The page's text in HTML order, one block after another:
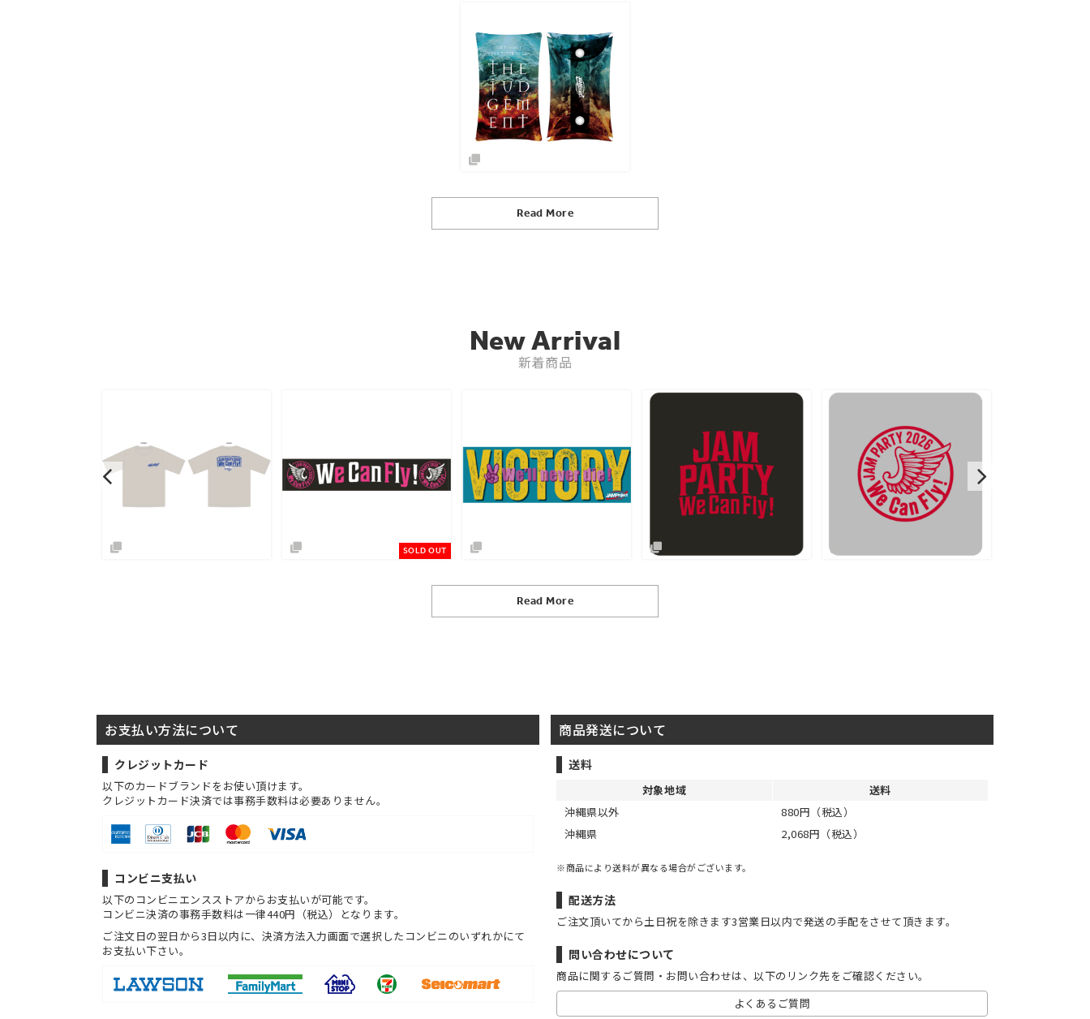
Read More
New Arrival
新着商品
SOLD OUT
Read More
お支払い方法について
クレジットカード
以下のカードブランドをお使い頂けます。
クレジットカード決済では事務手数料は必要ありません。
コンビニ支払い
以下のコンビニエンスストアからお支払いが可能です。
コンビニ決済の事務手数料は一律440円（税込）となります。
ご注文日の翌日から3日以内に、決済方法入力画面で選択したコンビニのいずれかにて
お支払い下さい。
商品発送について
送料
対象地域
送料
沖縄県以外
880円（税込）
沖縄県
2,068円（税込）
※商品により送料が異なる場合がございます。
配送方法
ご注文頂いてから土日祝を除きます3営業日以内で発送の手配をさせて頂きます。
問い合わせについて
商品に関するご質問・お問い合わせは、以下のリンク先をご確認ください。
よくあるご質問